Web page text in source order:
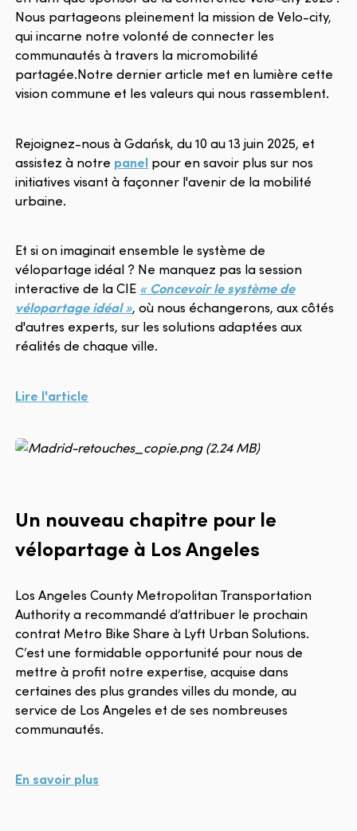
Nous partageons pleinement la mission de Velo-city,
qui incarne notre volonté de connecter les
communautés à travers la micromobilité
partagée.Notre dernier article met en lumière cette
vision commune et les valeurs qui nous rassemblent.
Rejoignez-nous à Gdańsk, du 10 au 13 juin 2025, et
assistez à notre panel pour en savoir plus sur nos
initiatives visant à façonner l'avenir de la mobilité
urbaine.
Et si on imaginait ensemble le système de
vélopartage idéal ? Ne manquez pas la session
interactive de la CIE « Concevoir le système de
vélopartage idéal », où nous échangerons, aux côtés
d'autres experts, sur les solutions adaptées aux
réalités de chaque ville.
Lire l'article
Un nouveau chapitre pour le
vélopartage à Los Angeles
Los Angeles County Metropolitan Transportation
Authority a recommandé d’attribuer le prochain
contrat Metro Bike Share à Lyft Urban Solutions.
C’est une formidable opportunité pour nous de
mettre à profit notre expertise, acquise dans
certaines des plus grandes villes du monde, au
service de Los Angeles et de ses nombreuses
communautés.
En savoir plus